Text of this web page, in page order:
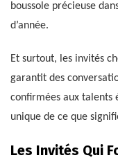
boussole précieuse
d’année.
Et surtout, les invités
garantit des
confirmées aux talents
unique de ce que
Les Invités Qui